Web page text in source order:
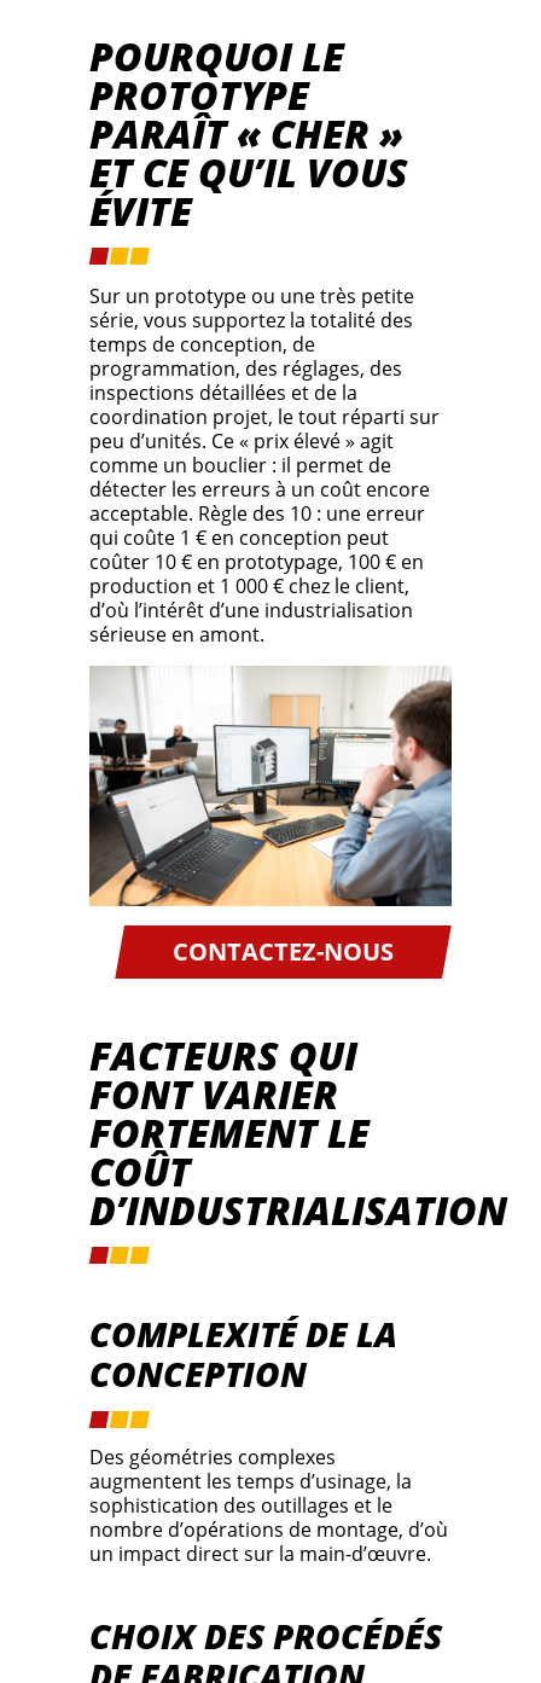
POURQUOI LE
PROTOTYPE
PARAÎT « CHER »
ET CE QU’IL VOUS
ÉVITE
Sur un prototype ou une très petite
série, vous supportez la totalité des
temps de conception, de
programmation, des réglages, des
inspections détaillées et de la
coordination projet, le tout réparti sur
peu d’unités. Ce « prix élevé » agit
comme un bouclier : il permet de
détecter les erreurs à un coût encore
acceptable. Règle des 10 : une erreur
qui coûte 1 € en conception peut
coûter 10 € en prototypage, 100 € en
production et 1 000 € chez le client,
d’où l’intérêt d’une industrialisation
sérieuse en amont.
CONTACTEZ-NOUS
FACTEURS QUI
FONT VARIER
FORTEMENT LE
COÛT
D’INDUSTRIALISATION
COMPLEXITÉ DE LA
CONCEPTION
Des géométries complexes
augmentent les temps d’usinage, la
sophistication des outillages et le
nombre d’opérations de montage, d’où
un impact direct sur la main-d’œuvre.
CHOIX DES PROCÉDÉS